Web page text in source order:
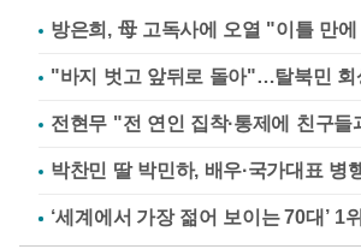
방은희, 母 고독사에 오열 "이틀 만
"바지 벗고 앞뒤로 돌아"…탈북민 회
전현무 "전 연인 집착·통제에 친구들
박찬민 딸 박민하, 배우·국가대표 병